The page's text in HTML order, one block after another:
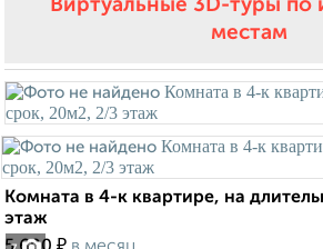
Виртуальные 3D-туры по
местам
Комната в 4-к квартире, на
этаж